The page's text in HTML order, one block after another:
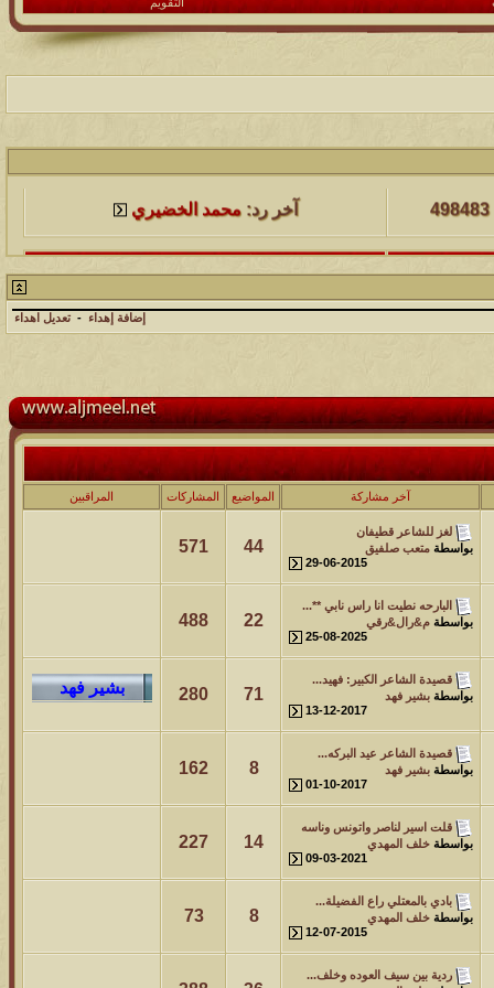
آخر مشاركة
آخر مشاركة
97424 آخر رد:محمد الخضيري
آخر مشاركة
212785 آخر رد: محمد الخضيري
آخر مشاركة
1460864 آخر رد: محمد الخضيري
آخر مشاركة
640775 آخر رد: احمد جابر
المشاهدات
276409 آخر رد: خلف المهدي
المشاهدات
96117 آخر رد: ابن صلفيق
المشاهدات
إضافة إهداء - تعديل اهداء
آخر مشاركة المواضيع المشاركات المراقبين
لغز للشاعر قطيفان
بواسطة متعب صلفيق
29-06-2015
44
571
البارحه نطيت انا راس نابي **...
بواسطة م&رال&رقي
25-08-2025
22
488
قصيدة الشاعر الكبير: فهيد...
بواسطة بشير فهد
13-12-2017
71
280
قصيدة الشاعر عيد البركه...
بواسطة بشير فهد
01-10-2017
8
162
قلت اسير لناصر واتونس وناسه
بواسطة خلف المهدي
09-03-2021
14
227
بادي بالمعتلي راع الفضيلة...
بواسطة خلف المهدي
12-07-2015
8
73
ردية بين سيف العوده وخلف...